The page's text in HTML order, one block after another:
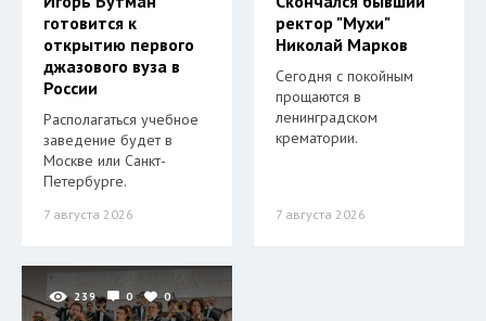
готовится к
открытию первого
джазового вуза в
России
Располагаться учебное
заведение будет в
Москве или Санкт-
Петербурге.
7 августа 2026
ректор "Мухи"
Николай Марков
Сегодня с покойным
прощаются в
ленинградском
крематории.
7 августа 2026
239 0 0